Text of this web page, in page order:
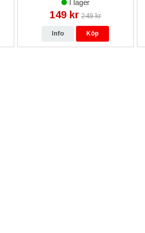
I lager
149 kr 249 kr
Info Köp